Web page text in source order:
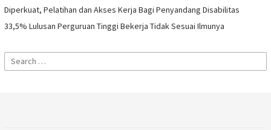
Diperkuat, Pelatihan dan Akses Kerja Bagi Penyandang Disabilitas
33,5% Lulusan Perguruan Tinggi Bekerja Tidak Sesuai Ilmunya
Search
for: